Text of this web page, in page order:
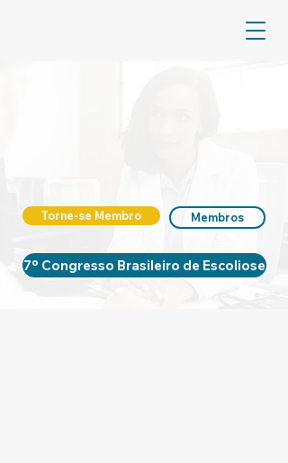
Torne-se Membro Membros
7º Congresso Brasileiro de Escoliose